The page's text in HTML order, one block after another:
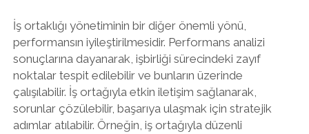
İş ortaklığı yönetiminin bir diğer önemli yönü,
performansın iyileştirilmesidir. Performans analizi
sonuçlarına dayanarak, işbirliği sürecindeki zayıf
noktalar tespit edilebilir ve bunların üzerinde
çalışılabilir. İş ortağıyla etkin iletişim sağlanarak,
sorunlar çözülebilir, başarıya ulaşmak için stratejik
adımlar atılabilir. Örneğin, iş ortağıyla düzenli